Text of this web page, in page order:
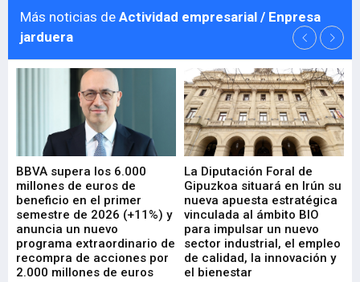
Más noticias de Actividad empresarial / Enpresa
jarduera
BBVA supera los 6.000
millones de euros de
beneficio en el primer
semestre de 2026 (+11%) y
anuncia un nuevo
programa extraordinario de
recompra de acciones por
2.000 millones de euros
La Diputación Foral de
Gipuzkoa situará en Irún su
nueva apuesta estratégica
vinculada al ámbito BIO
para impulsar un nuevo
sector industrial, el empleo
de calidad, la innovación y
el bienestar